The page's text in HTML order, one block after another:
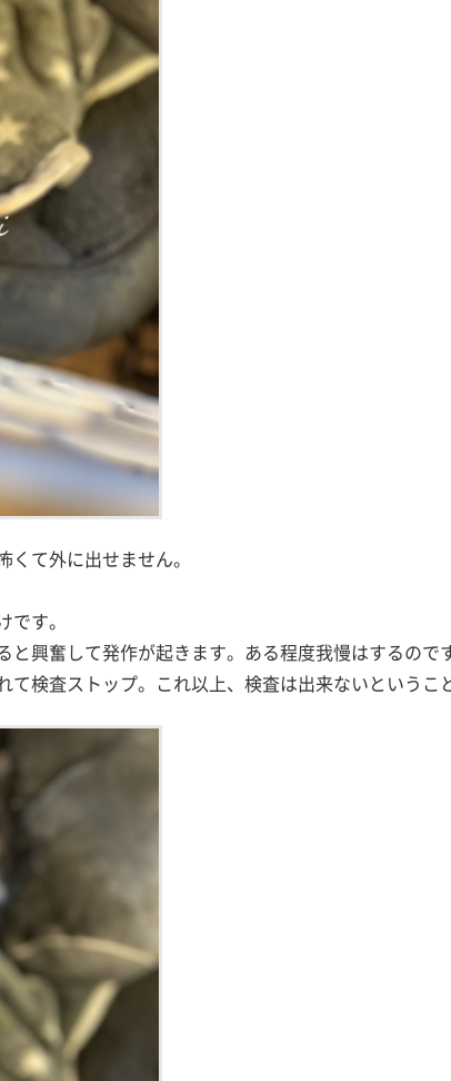
て外に出せません。
す。
興奮して発作が起きます。ある程度我慢はするので
検査ストップ。これ以上、検査は出来ないというこ